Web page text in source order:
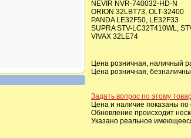
NEVIR NVR-740032-HD-N
ORION 32LBT73, OLT-32400
PANDA LE32F50, LE32F33
SUPRA STV-LC32T410WL,
VIVAX 32LE74
Цена розничная, наличный
Цена розничная,
Задать вопрос по этому
Цена и наличие показаны
Обновление происходит
Указано реальное